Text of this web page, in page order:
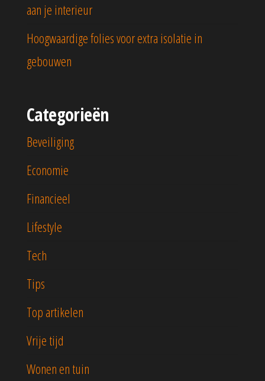
aan je interieur
Hoogwaardige folies voor extra isolatie in
gebouwen
Categorieën
Beveiliging
Economie
Financieel
Lifestyle
Tech
Tips
Top artikelen
Vrije tijd
Wonen en tuin